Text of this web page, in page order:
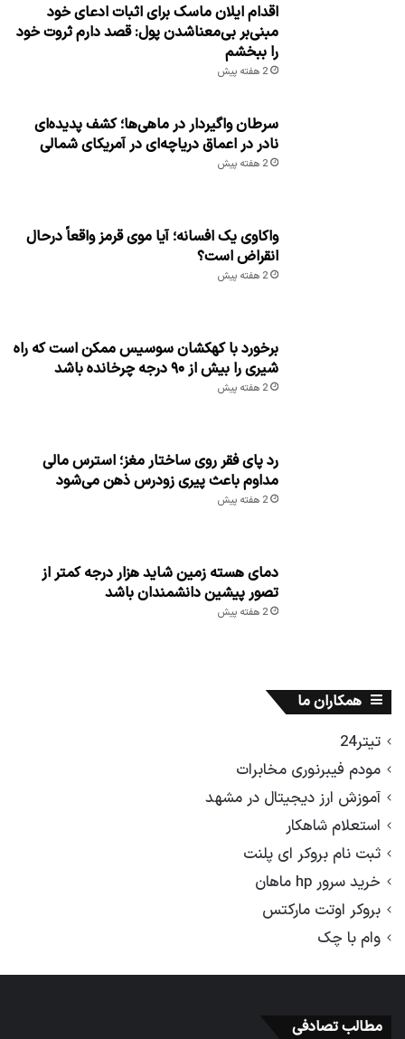
اقدام ایلان ماسک برای اثبات ادعای خود
مبنی‌بر بی‌معناشدن پول: قصد دارم ثروت خود
را ببخشم
2 هفته پیش
سرطان واگیردار در ماهی‌ها؛ کشف پدیده‌ای
نادر در اعماق دریاچه‌ای در آمریکای شمالی
2 هفته پیش
واکاوی یک افسانه؛ آیا موی قرمز واقعاً درحال
انقراض است؟
2 هفته پیش
برخورد با کهکشان سوسیس ممکن است که راه
شیری را بیش از ۹۰ درجه چرخانده باشد
2 هفته پیش
رد پای فقر روی ساختار مغز؛ استرس مالی
مداوم باعث پیری زودرس ذهن می‌شود
2 هفته پیش
دمای هسته زمین شاید هزار درجه کمتر از
تصور پیشین دانشمندان باشد
2 هفته پیش
همکاران ما
تیتر24
مودم فیبرنوری مخابرات
آموزش ارز دیجیتال در مشهد
استعلام شاهکار
ثبت نام بروکر ای پلنت
خرید سرور hp ماهان
بروکر اوتت مارکتس
وام با چک
مطالب تصادفی